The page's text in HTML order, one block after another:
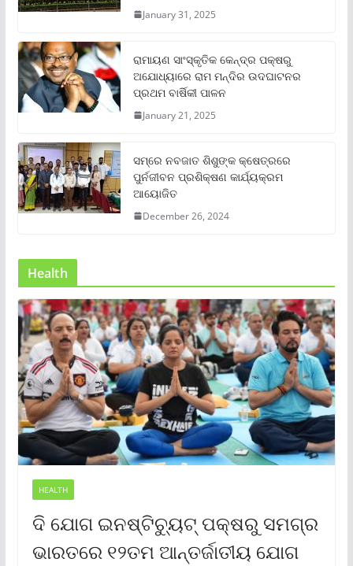
January 31, 2025
ରାମାୟଣ ସାଂସ୍କୃତିକ କେନ୍ଦ୍ର ପକ୍ଷରୁ
ଅଯୋଧ୍ୟାରେ ରାମ ମନ୍ଦିର ଉଦଘାଟନର
ପ୍ରଥମ ବାର୍ଷିକୀ ପାଳନ
January 21, 2025
ସମ୍‌ରେ ନବଜାତ ଶିଶୁଙ୍କ କ୍ଷେତ୍ରରେ
ପୁର୍ନଜୀବନ ପ୍ରଶିକ୍ଷଣ କାର୍ଯ୍ୟକ୍ରମ
ଆୟୋଜିତ
December 26, 2024
Health
HEALTH
ଦି ଯୋଗ ଇନଷ୍ଟିଚ୍ୟୁଟ୍ ପକ୍ଷରୁ ସମଗ୍ର
ଭାରତରେ ୧୨ତମ ଆନ୍ତର୍ଜାତୀୟ ଯୋଗ